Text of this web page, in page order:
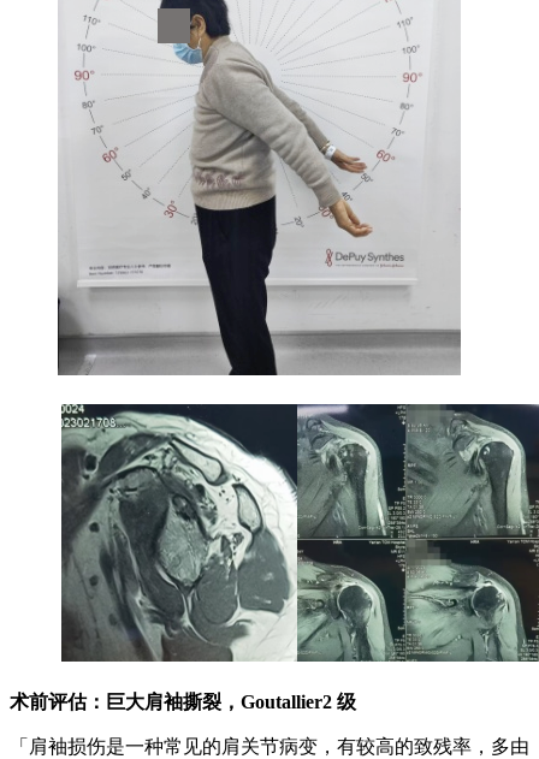
术前评估：巨大肩袖撕裂，Goutallier2 级
「肩袖损伤是一种常见的肩关节病变，有较高的致残率，多由